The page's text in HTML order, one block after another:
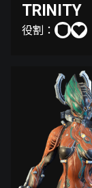
TRINITY
役割：